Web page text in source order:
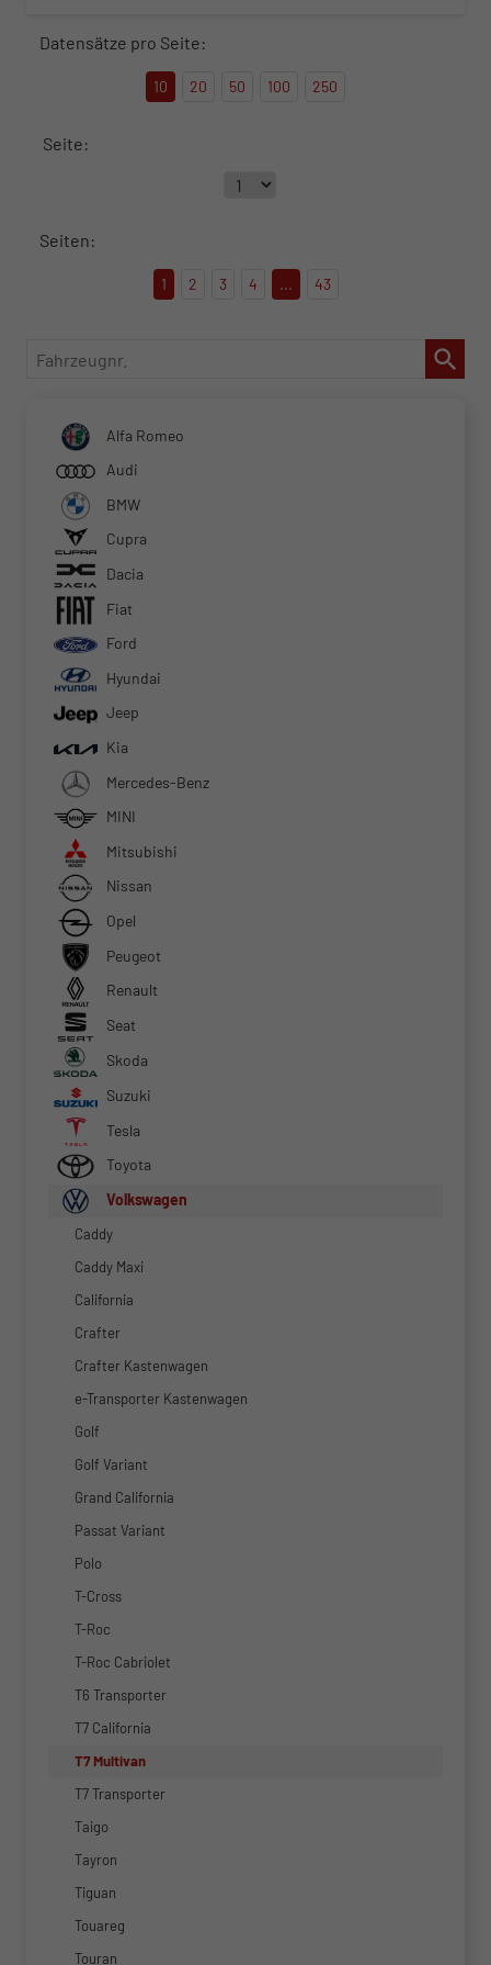
Datensätze pro Seite:
10 20 50 100 250
Seite:
Seiten:
1 2 3 4 ... 43
Fahrzeugnr.
Alfa Romeo
Audi
BMW
Cupra
Dacia
Fiat
Ford
Hyundai
Jeep
Kia
Mercedes-Benz
MINI
Mitsubishi
Nissan
Opel
Peugeot
Renault
Seat
Skoda
Suzuki
Tesla
Toyota
Volkswagen
Caddy
Caddy Maxi
California
Crafter
Crafter Kastenwagen
e-Transporter Kastenwagen
Golf
Golf Variant
Grand California
Passat Variant
Polo
T-Cross
T-Roc
T-Roc Cabriolet
T6 Transporter
T7 California
T7 Multivan
T7 Transporter
Taigo
Tayron
Tiguan
Touareg
Touran